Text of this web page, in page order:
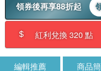
領券後再享88折起
紅利兌換 320 點
編輯推薦 商品